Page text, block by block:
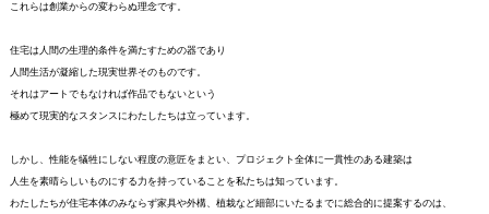
これらは創業からの変わらぬ理念です。
住宅は人間の生理的条件を満たすための器であり
人間生活が凝縮した現実世界そのものです。
それはアートでもなければ作品でもないという
極めて現実的なスタンスにわたしたちは立っています。
しかし、性能を犠牲にしない程度の意匠をまとい、プロジェクト全体に一貫性のある建築は
人生を素晴らしいものにする力を持っていることを私たちは知っています。
わたしたちが住宅本体のみならず家具や外構、植栽など細部にいたるまでに総合的に提案するのは、